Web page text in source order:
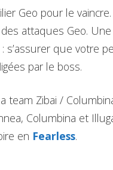
Geo pour le
attaques Geo.
s’assurer que votre
par le boss.
Zibai /
Columbina et
en Fearless.